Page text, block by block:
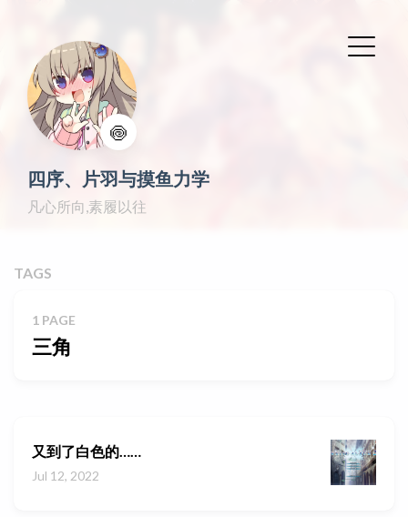
🍥
四序、片羽与摸鱼力学
凡心所向,素履以往
TAGS
1 PAGE
三角
又到了白色的……
Jul 12, 2022